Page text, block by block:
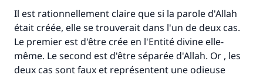
Il est rationnellement claire que si la parole d'Allah
était créée, elle se trouverait dans l'un de deux cas.
Le premier est d'être crée en l'Entité divine elle-
même. Le second est d'être séparée d'Allah. Or , les
deux cas sont faux et représentent une odieuse